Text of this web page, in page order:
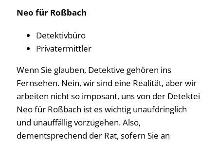
Neo für Roßbach
Detektivbüro
Privatermittler
Wenn Sie glauben, Detektive gehören ins
Fernsehen. Nein, wir sind eine Realität, aber wir
arbeiten nicht so imposant, uns von der Detektei
Neo für Roßbach ist es wichtig unaufdringlich
und unauffällig vorzugehen. Also,
dementsprechend der Rat, sofern Sie an